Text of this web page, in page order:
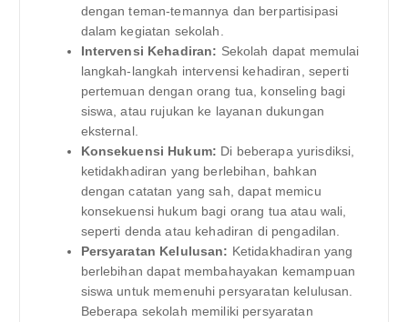
dengan teman-temannya dan berpartisipasi
dalam kegiatan sekolah.
Intervensi Kehadiran: Sekolah dapat memulai
langkah-langkah intervensi kehadiran, seperti
pertemuan dengan orang tua, konseling bagi
siswa, atau rujukan ke layanan dukungan
eksternal.
Konsekuensi Hukum: Di beberapa yurisdiksi,
ketidakhadiran yang berlebihan, bahkan
dengan catatan yang sah, dapat memicu
konsekuensi hukum bagi orang tua atau wali,
seperti denda atau kehadiran di pengadilan.
Persyaratan Kelulusan: Ketidakhadiran yang
berlebihan dapat membahayakan kemampuan
siswa untuk memenuhi persyaratan kelulusan.
Beberapa sekolah memiliki persyaratan